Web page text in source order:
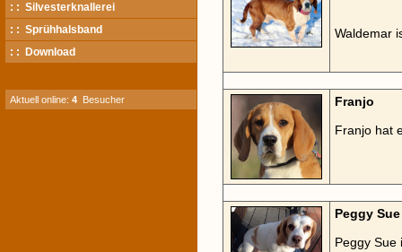
: : Silvesterknallerei
: : Sprühhalsband
: : Download
Aktuell online: 4 Besucher
Waldemar
Franjo
Franjo hat
Peggy Sue
Peggy Sue